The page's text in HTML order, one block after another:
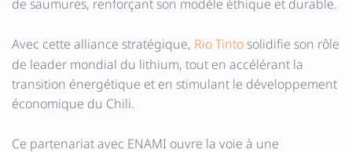
de saumures, renforçant son modèle éthique et durable.
Avec cette alliance stratégique, Rio Tintosolidifie son rôle
de leader mondial du lithium, tout en accélérant la
transition énergétique et en stimulant le développement
économique du Chili.
Ce partenariat avec ENAMI ouvre la voie à une